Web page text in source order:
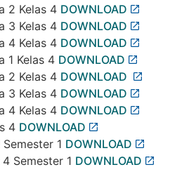
2 Kelas 4 DOWNLOAD
3 Kelas 4 DOWNLOAD
4 Kelas 4 DOWNLOAD
1 Kelas 4 DOWNLOAD
2 Kelas 4 DOWNLOAD
3 Kelas 4 DOWNLOAD
4 Kelas 4 DOWNLOAD
4 DOWNLOAD
1 DOWNLOAD
Semester 1 DOWNLOAD